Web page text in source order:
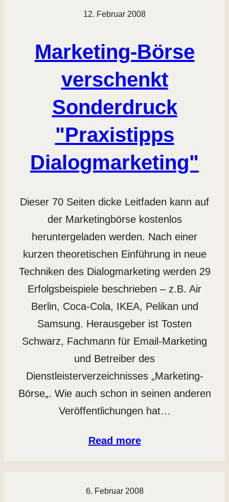
12. Februar 2008
Marketing-Börse
verschenkt
Sonderdruck
"Praxistipps
Dialogmarketing"
Dieser 70 Seiten dicke Leitfaden kann auf
der Marketingbörse kostenlos
heruntergeladen werden. Nach einer
kurzen theoretischen Einführung in neue
Techniken des Dialogmarketing werden 29
Erfolgsbeispiele beschrieben – z.B. Air
Berlin, Coca-Cola, IKEA, Pelikan und
Samsung. Herausgeber ist Tosten
Schwarz, Fachmann für Email-Marketing
und Betreiber des
Dienstleisterverzeichnisses „Marketing-
Börse„. Wie auch schon in seinen anderen
Veröffentlichungen hat…
Read more
6. Februar 2008